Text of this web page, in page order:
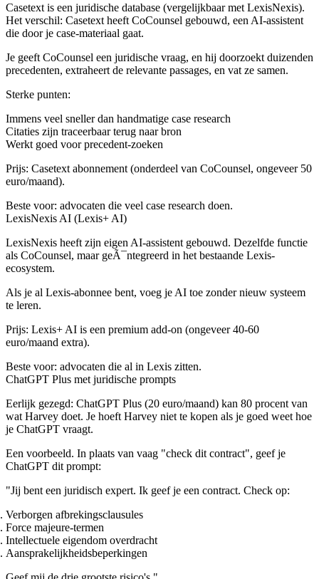
Casetext is een juridische database (vergelijkbaar met LexisNexis).
Het verschil: Casetext heeft CoCounsel gebouwd, een AI-assistent
die door je case-materiaal gaat.
Je geeft CoCounsel een juridische vraag, en hij doorzoekt duizenden
precedenten, extraheert de relevante passages, en vat ze samen.
Sterke punten:
Immens veel sneller dan handmatige case research
Citaties zijn traceerbaar terug naar bron
Werkt goed voor precedent-zoeken
Prijs: Casetext abonnement (onderdeel van CoCounsel, ongeveer 50
euro/maand).
Beste voor: advocaten die veel case research doen.
LexisNexis AI (Lexis+ AI)
LexisNexis heeft zijn eigen AI-assistent gebouwd. Dezelfde functie
als CoCounsel, maar geÃ¯ntegreerd in het bestaande Lexis-
ecosystem.
Als je al Lexis-abonnee bent, voeg je AI toe zonder nieuw systeem
te leren.
Prijs: Lexis+ AI is een premium add-on (ongeveer 40-60
euro/maand extra).
Beste voor: advocaten die al in Lexis zitten.
ChatGPT Plus met juridische prompts
Eerlijk gezegd: ChatGPT Plus (20 euro/maand) kan 80 procent van
wat Harvey doet. Je hoeft Harvey niet te kopen als je goed weet hoe
je ChatGPT vraagt.
Een voorbeeld. In plaats van vaag "check dit contract", geef je
ChatGPT dit prompt:
"Jij bent een juridisch expert. Ik geef je een contract. Check op:
Verborgen afbrekingsclausules
Force majeure-termen
Intellectuele eigendom overdracht
Aansprakelijkheidsbeperkingen